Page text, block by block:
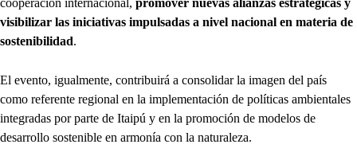
visibilizar las iniciativas impulsadas a nivel nacional en materia de
sostenibilidad.
El evento, igualmente, contribuirá a consolidar la imagen del país
como referente regional en la implementación de políticas ambientales
integradas por parte de Itaipú y en la promoción de modelos de
desarrollo sostenible en armonía con la naturaleza.